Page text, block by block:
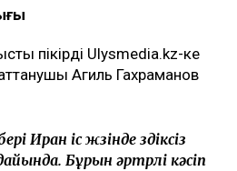
пікірді Ulysmedia.kz-ке
Агиль Гахраманов
Иран іс жүзінде үздіксіз
Бұрын әртүрлі кәсіп